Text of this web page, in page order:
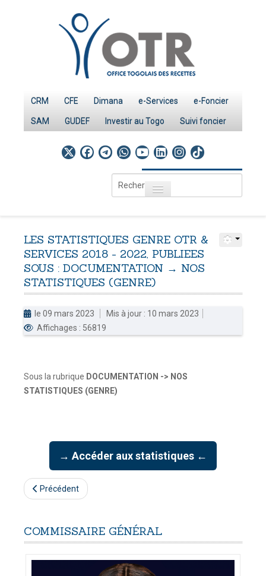
CRM CFE Dimana e-Services e-Foncier
SAM GUDEF Investir au Togo Suivi foncier
Rechercher
Toggle navigation
IMPÔTS
Le système fiscal
DOUANES
ACTUALITES
CONTACT
Contactez OTR
LES STATISTIQUES GENRE OTR &
SERVICES 2018 - 2022, PUBLIEES
SOUS : DOCUMENTATION → NOS
STATISTIQUES (GENRE)
le 09 mars 2023
Mis à jour : 10 mars 2023
Affichages : 56819
Sous la rubrique DOCUMENTATION -> NOS
STATISTIQUES (GENRE)
→ Accéder aux statistiques ←
Précédent
COMMISSAIRE GÉNÉRAL